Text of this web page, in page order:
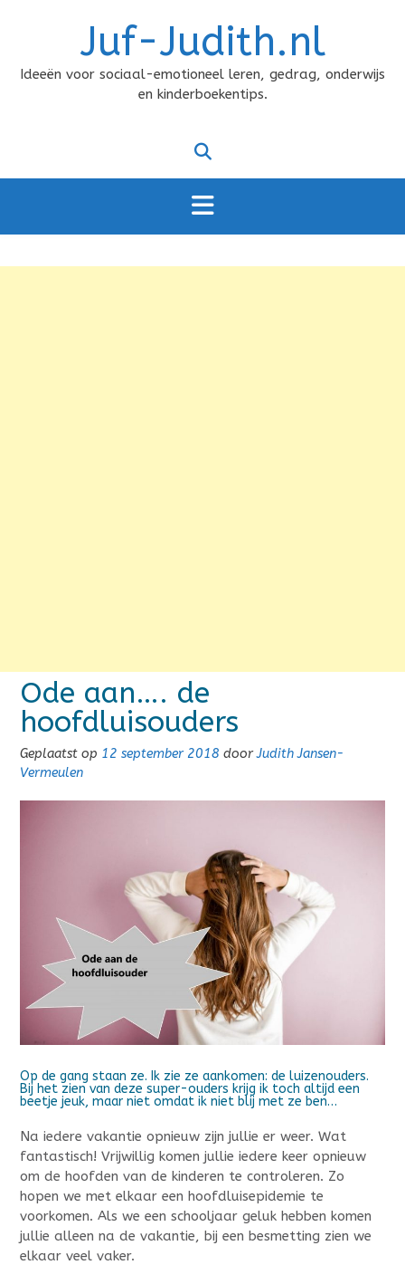
Juf-Judith.nl
Ideeën voor sociaal-emotioneel leren, gedrag, onderwijs
en kinderboekentips.
Ode aan…. de
hoofdluisouders
Geplaatst op 12 september 2018 doorJudith Jansen-
Vermeulen
Op de gang staan ze. Ik zie ze aankomen: de luizenouders.
Bij het zien van deze super-ouders krijg ik toch altijd een
beetje jeuk, maar niet omdat ik niet blij met ze ben…
Na iedere vakantie opnieuw zijn jullie er weer. Wat
fantastisch! Vrijwillig komen jullie iedere keer opnieuw
om de hoofden van de kinderen te controleren. Zo
hopen we met elkaar een hoofdluisepidemie te
voorkomen. Als we een schooljaar geluk hebben komen
jullie alleen na de vakantie, bij een besmetting zien we
elkaar veel vaker.